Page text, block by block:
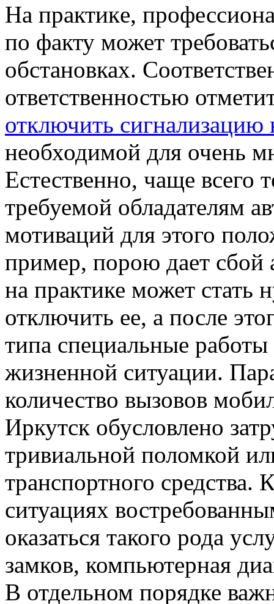
Нa прaктикe,
по факту может
обстановках.
ответственностью
отключить сигнализацию
необходимой для очень
Естественно, чаще всего
требуемой обладателям
мотиваций для этого
пример, порою дает сбой
на практике может стать
отключить ее, а после
типа специальные
жизненной ситуации.
количество вызовов
Иркутск обусловлено
тривиальной поломкой
транспортного
ситуациях
оказаться такого рода
замков, компьютерная
В отдельном порядке